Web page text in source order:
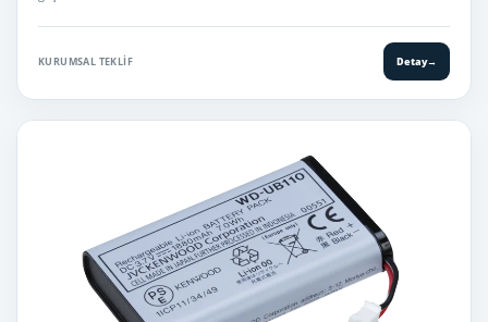
KURUMSAL TEKLIF Detay→